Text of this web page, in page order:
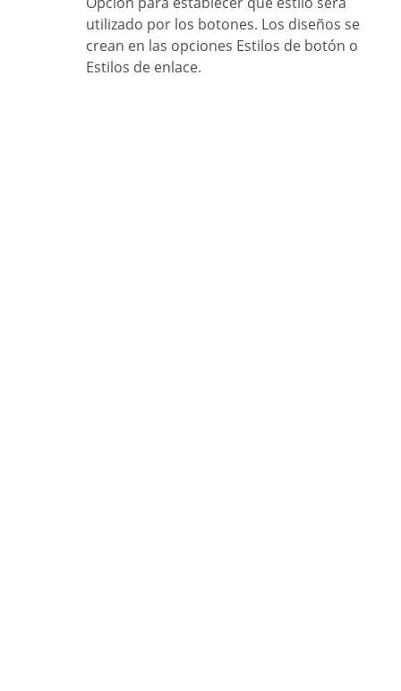
utilizado por los botones. Los diseños se
crean en las opciones Estilos de botón o
Estilos de enlace.